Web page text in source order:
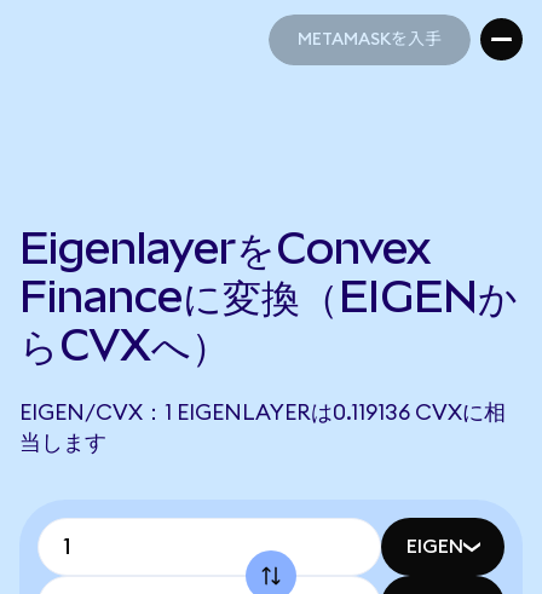
METAMASKを入手
EigenlayerをConvex
Financeに変換（EIGENか
らCVXへ）
EIGEN/CVX：1 EIGENLAYERは0.119136 CVXに相
当します
EIGEN